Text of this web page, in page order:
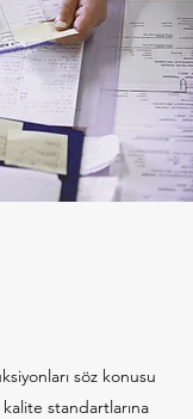
söz konusu
standartlarına